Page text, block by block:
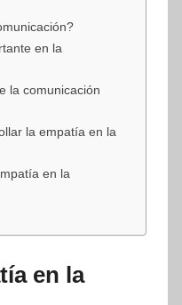
en la
la comunicación
la empatía en la
en la
en la